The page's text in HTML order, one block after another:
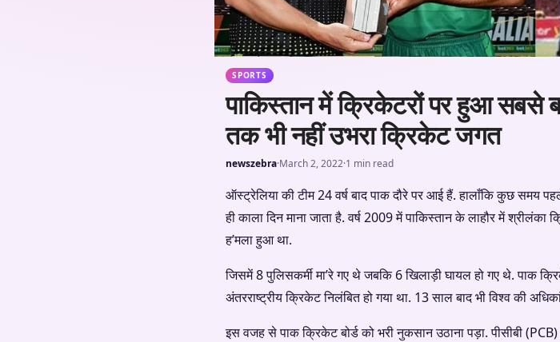
SPORTS
पाकिस्तान में क्रिकेटरों पर हुआ
तक भी नहीं उभरा क्रिकेट जगत
newszebra·March 2, 2022·1 min read
ऑस्ट्रेलिया की टीम 24 वर्ष बाद पाक दौरे पर आई हैं. हालाँकि कुछ समय
ही काला दिन माना जाता है. वर्ष 2009 में पाकिस्तान के लाहौर में
ह’मला हुआ था.
जिसमें 8 पुलिसकर्मी मा’रे गए थे जबकि 6 खिलाड़ी घायल हो गए थे. पाक
अंतरराष्ट्रीय क्रिकेट निलंबित हो गया था. 13 साल बाद भी विश्व की
इस वजह से पाक क्रिकेट बोर्ड को भरी नुकसान उठाना पड़ा. पीसीबी